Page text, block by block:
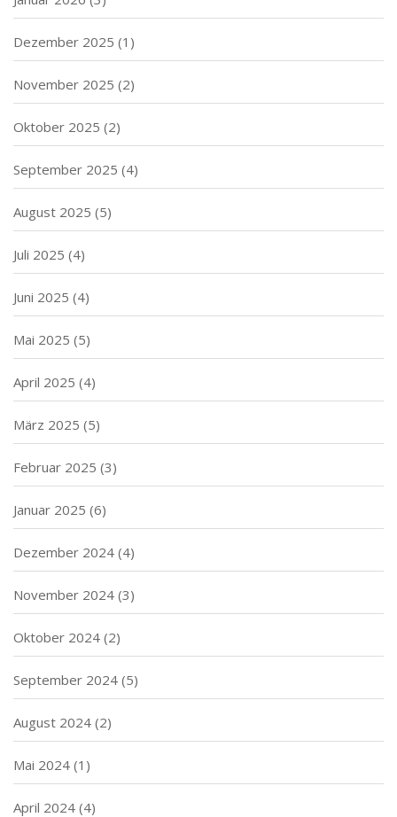
Dezember 2025 (1)
November 2025 (2)
Oktober 2025 (2)
September 2025 (4)
August 2025 (5)
Juli 2025 (4)
Juni 2025 (4)
Mai 2025 (5)
April 2025 (4)
März 2025 (5)
Februar 2025 (3)
Januar 2025 (6)
Dezember 2024 (4)
November 2024 (3)
Oktober 2024 (2)
September 2024 (5)
August 2024 (2)
Mai 2024 (1)
April 2024 (4)